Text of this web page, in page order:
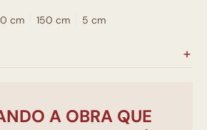
cm 150 cm 5 cm
A OBRA QUE